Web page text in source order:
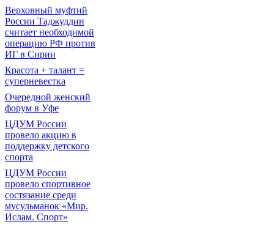
Верховный муфтий
России Таджуддин
считает необходимой
операцию РФ против
ИГ в Сирии
Красота + талант =
суперневестка
Очередной женский
форум в Уфе
ЦДУМ России
провело акцию в
поддержку детского
спорта
ЦДУМ России
провело спортивное
состязание среди
мусульманок «Мир.
Ислам. Спорт»